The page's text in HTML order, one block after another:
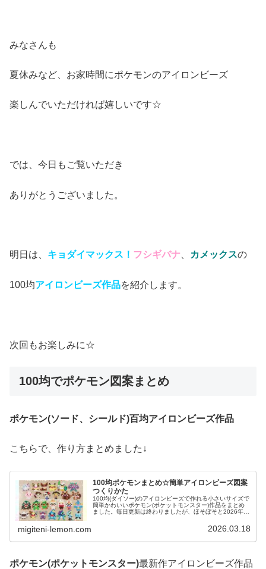
みなさんも
夏休みなど、お家時間にポケモンのアイロンビーズ
楽しんでいただければ嬉しいです☆
では、今日もご覧いただき
ありがとうございました。
明日は、 キョダイマックス！ フシギバナ カメックスの
100均アイロンビーズ作品を紹介します。
次回もお楽しみに☆
100均でポケモン図案まとめ
ポケモン(ソード、シールド)百均アイロンビーズ作品
こちらで、作り方まとめました↓
100均ポケモンまとめ☆簡単アイロンビーズ図案
つくりかた
100均(ダイソー)のアイロンビーズで作れる小さいサイズで
簡単かわいいポケモン(ポケットモンスター)作品をまとめ
ました。毎日更新は終わりましたが、ほそぼそと2026年も
migiteni-lemon.com 2026.03.18
ポケモン(ポケットモンスター)最新作アイロンビーズ作品